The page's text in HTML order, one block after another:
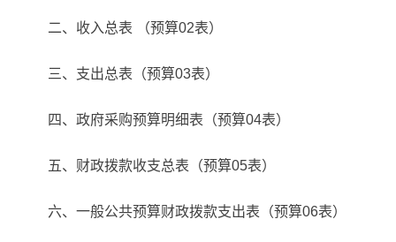
二、收入总表 （预算02表）
三、支出总表（预算03表）
四、政府采购预算明细表（预算04表）
五、财政拨款收支总表（预算05表）
六、一般公共预算财政拨款支出表（预算06表）